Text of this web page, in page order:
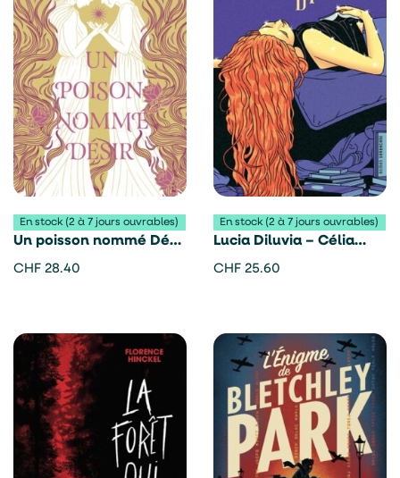
En stock (2 à 7 jours ouvrables)
Un poisson nommé Désir
– Sarah Underwood
CHF 28.40
En stock (2 à 7 jours ouvrables)
Lucia Diluvia – Célia
Garino
CHF 25.60